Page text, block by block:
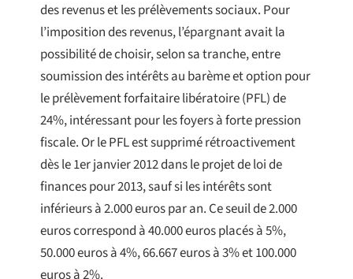
des revenus et les prélèvements sociaux. Pour
l’imposition des revenus, l’épargnant avait la
possibilité de choisir, selon sa tranche, entre
soumission des intérêts au barème et option pour
le prélèvement forfaitaire libératoire (PFL) de
24%, intéressant pour les foyers à forte pression
fiscale. Or le PFL est supprimé rétroactivement
dès le 1er janvier 2012 dans le projet de loi de
finances pour 2013, sauf si les intérêts sont
inférieurs à 2.000 euros par an. Ce seuil de 2.000
euros correspond à 40.000 euros placés à 5%,
50.000 euros à 4%, 66.667 euros à 3% et 100.000
euros à 2%.